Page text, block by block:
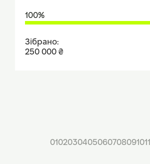
Зібрано:
250 000 ₴
100%
01 02030405060708091011